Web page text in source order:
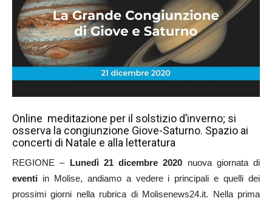
Online meditazione per il solstizio d’inverno; si
osserva la congiunzione Giove-Saturno. Spazio ai
concerti di Natale e alla letteratura
REGIONE – Lunedì 21 dicembre 2020 nuova giornata di
eventi in Molise, andiamo a vedere i principali e quelli dei
prossimi giorni nella rubrica di Molisenews24.it. Nella prima